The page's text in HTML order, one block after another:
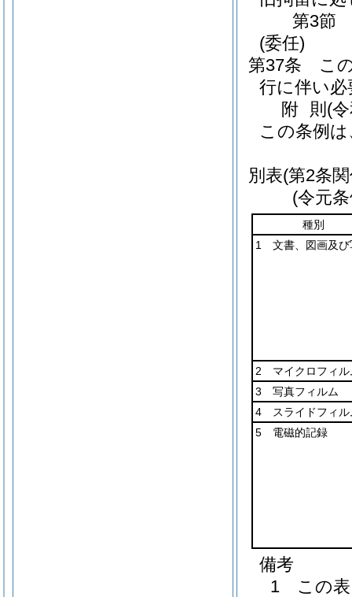
第3節
(委任)
第37条
こ
行に伴い
附 則 (
この条例
別表(第2条
(令元
種別
1 文書、図画及び
2 マイクロフィル
3 写真フィルム
4 スライドフィル
5 電磁的記録
備考
1 この表